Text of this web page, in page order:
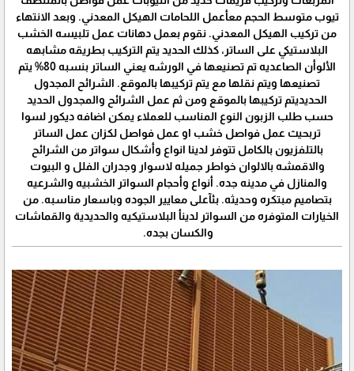
تيوب متوسط الحجم معأعمل اللحامات الهيكل المعدني. وبعد الانتهاء
من تركيب الهيكل المعدني. نقوم بعمل دهانات عمل تلبيسه الخشب
البلاستيكي على الساتر، كذلك الحديد يتم التركيب بطريقه مشابهه
الألوأن الصاعديه تم تصنيعها في الورشه يعني الساتر بنسبه 80% يتم
تصنيعها ويتم نقلها مع يتم تركيبها بالموقع. الشرائح المجدول
الحديديتم تركيبها بالموقع ومن ثم عمل الشرائح والمجدول الحديد
حسب طلب الزبون النوع المناسب للعملاء يمكن اضافه ديكور لسوا
تربحيث عمل فواصل خشب او عمل فواصل لكزان عمل الساتر
بالتلفزيون بالكامل تتوفر لدينا انواع وأشكال سواتر من الشرائح
والاقمشه بالالوان خواطر جميله لاسوار وجدران الفلل و البيوت
والمنازل في مدينه جده. أنواع وأحجام السواتر الخشبيه والشرعيه
بتصاميم مبتكره وحديثه. بئآعلى معايير الجوده وباسعار مناسبه. من
الخيارات المتوفره من السواتر لدينأ البلاستيكيه والحديدية والقماشات
والكسان بجده.